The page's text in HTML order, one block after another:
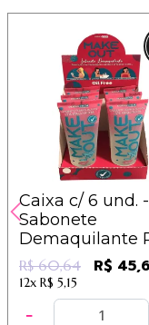
Caixa c/ 6 und. -
Sabonete
Demaquilante
Maquiagem -
Out -
R$ 60,64 R$
12x R$ 5,15